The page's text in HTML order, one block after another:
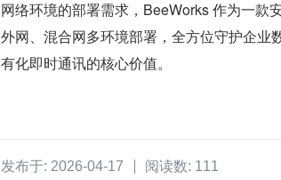
网络环境的部署需求，BeeWorks 作为一款
外网、混合网多环境部署，全方位守护企
有化即时通讯的核心价值。
发布于: 2026-04-17 阅读数: 111